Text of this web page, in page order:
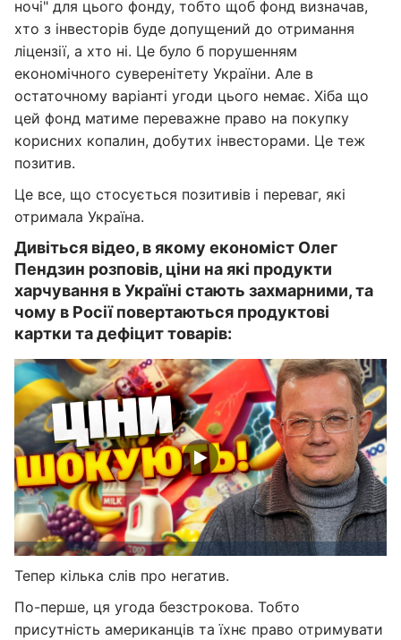
ночі" для цього фонду, тобто щоб фонд визначав,
хто з інвесторів буде допущений до отримання
ліцензії, а хто ні. Це було б порушенням
економічного суверенітету України. Але в
остаточному варіанті угоди цього немає. Хіба що
цей фонд матиме переважне право на покупку
корисних копалин, добутих інвесторами. Це теж
позитив.
Це все, що стосується позитивів і переваг, які
отримала Україна.
Дивіться відео, в якому економіст Олег
Пендзин розповів, ціни на які продукти
харчування в Україні стають захмарними, та
чому в Росії повертаються продуктові
картки та дефіцит товарів:
Тепер кілька слів про негатив.
По-перше, ця угода безстрокова. Тобто
присутність американців та їхнє право отримувати